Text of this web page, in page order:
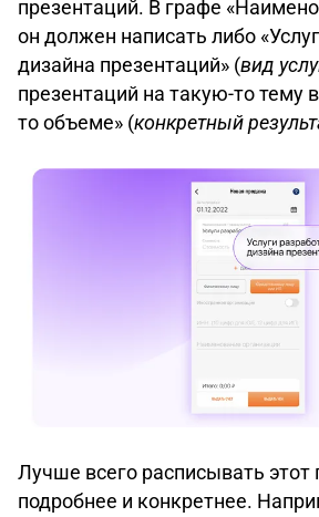
презентаций. В графе
он должен написать либо
дизайна презентаций» (вид
презентаций на такую-то тему
то объеме» (конкретный
Лучше всего расписывать
подробнее и конкретнее.